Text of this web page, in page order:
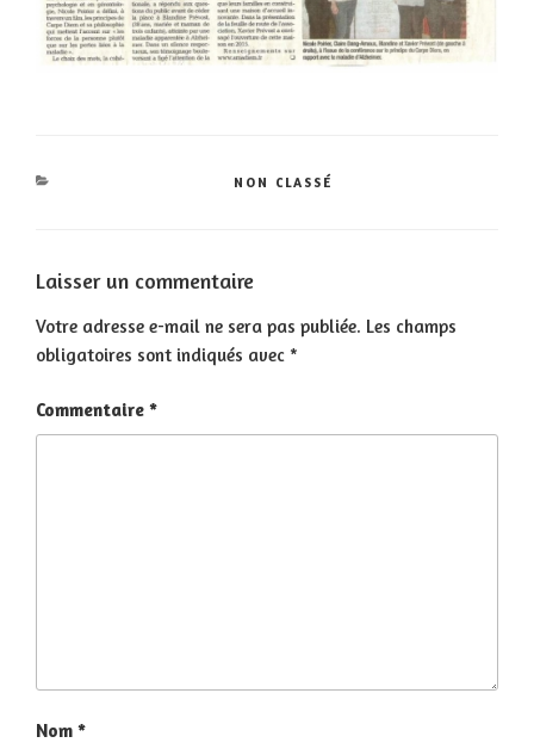
CATÉGORIES
NON CLASSÉ
Laisser un commentaire
Votre adresse e-mail ne sera pas publiée. Les champs
obligatoires sont indiqués avec *
Commentaire *
Nom *